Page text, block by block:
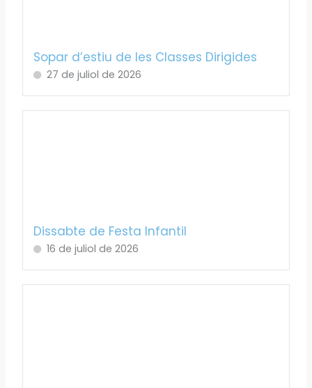
Sopar d’estiu de les Classes Dirigides
27 de juliol de 2026
Dissabte de Festa Infantil
16 de juliol de 2026